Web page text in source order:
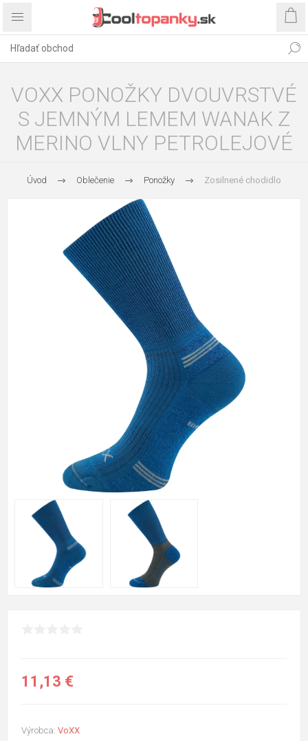
VOXX PONOŽKY DVOUVRSTVÉ
S JEMNÝM LEMEM WANAK Z
MERINO VLNY PETROLEJOVÉ
Úvod Oblečenie Ponožky Zosilnené chodidlo
11,13 €
Výrobca: VoXX